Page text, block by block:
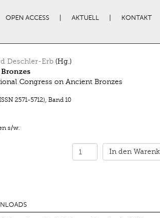
OPEN ACCESS AKTUELL KONTAKT
Deschler-Erb(Hg.)
Congress on Ancient Bronzes
2571-5712), Band 10
s/w.
In den